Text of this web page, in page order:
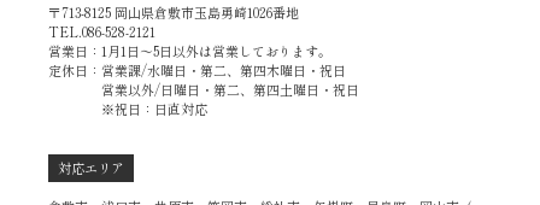
〒713-8125 岡山県倉敷市玉島勇崎1026番地
TEL.086-528-2121
営業日：1月1日～5日以外は営業しております。
定休日：営業課/水曜日・第二、第四木曜日・祝日
営業以外/日曜日・第二、第四土曜日・祝日
※祝日：日直対応
対応エリア